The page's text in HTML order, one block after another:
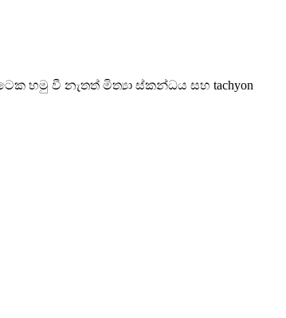
හමු වී නැතත් මිත්‍යා ස්කන්ධය සහ tachyon